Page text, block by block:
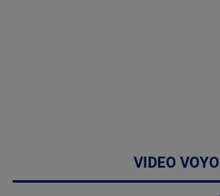
VIDEO VOYO